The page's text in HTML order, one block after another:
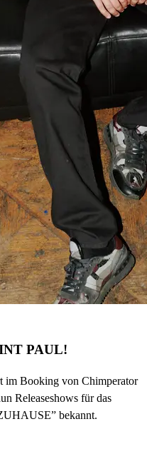
PAUL!
Booking von Chimperator
Releaseshows für das
bekannt.